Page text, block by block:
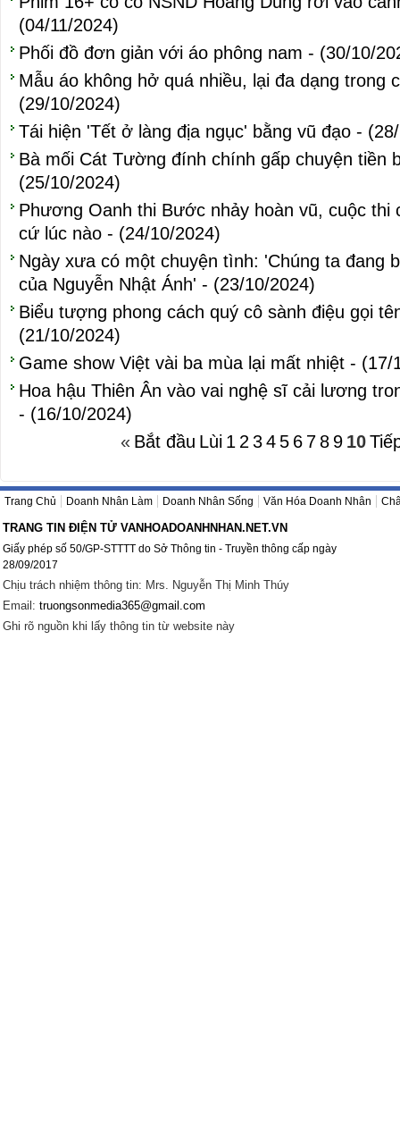
(04/11/2024)
Phối đồ đơn giản với áo phông nam - (30/10/
Mẫu áo không hở quá nhiều, lại đa dạng trong
(29/10/2024)
Tái hiện 'Tết ở làng địa ngục' bằng vũ đạo -
Bà mối Cát Tường đính chính gấp chuyện tiền
(25/10/2024)
Phương Oanh thi Bước nhảy hoàn vũ, cuộc thi
cứ lúc nào - (24/10/2024)
Ngày xưa có một chuyện tình: 'Chúng ta đang
của Nguyễn Nhật Ánh' - (23/10/2024)
Biểu tượng phong cách quý cô sành điệu gọi
(21/10/2024)
Game show Việt vài ba mùa lại mất nhiệt - (17/
Hoa hậu Thiên Ân vào vai nghệ sĩ cải lương
- (16/10/2024)
« Bắt đầu Lùi 1 2 34 5 6 7 8 9 10
Trang Chủ Doanh Nhân Làm Doanh Nhân Sống Văn Hóa Doanh Nhân
TRANG TIN ĐIỆN TỬ VANHOADOANHNHAN.NET.VN
Giấy phép số 50/GP-STTTT do Sở Thông tin - Truyền thông cấp ngày
28/09/2017
Chịu trách nhiệm thông tin: Mrs. Nguyễn Thị Minh Thúy
Email: truongsonmedia365@gmail.com
Ghi rõ nguồn khi lấy thông tin từ website này